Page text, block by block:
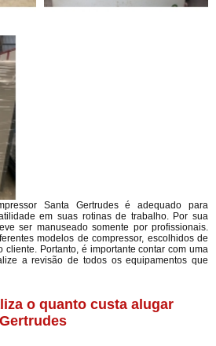
Santa Gertrudes é adequado para
em suas rotinas de trabalho. Por sua
ser manuseado somente por profissionais.
modelos de compressor, escolhidos de
cliente. Portanto, é importante contar com uma
a revisão de todos os equipamentos que
o quanto custa alugar